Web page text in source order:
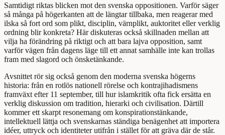
Samtidigt riktas blicken mot den svenska oppositionen. Varför säger
så många på högerkanten att de längtar tillbaka, men reagerar med
ilska så fort ord som plikt, disciplin, värnplikt, auktoritet eller verklig
ordning blir konkreta? Här diskuteras också skillnaden mellan att
vilja ha förändring på riktigt och att bara lajva opposition, samt
varför vägen från dagens läge till ett annat samhälle inte kan trollas
fram med slagord och önsketänkande.
Avsnittet rör sig också genom den moderna svenska högerns
historia: från en rotlös nationell rörelse och kontrajihadismens
framväxt efter 11 september, till hur islamkritik ofta fick ersätta en
verklig diskussion om tradition, hierarki och civilisation. Därtill
kommer ett skarpt resonemang om konspirationstänkande,
intellektuell lättja och svenskarnas ständiga benägenhet att importera
idéer, uttryck och identiteter utifrån i stället för att gräva där de står.